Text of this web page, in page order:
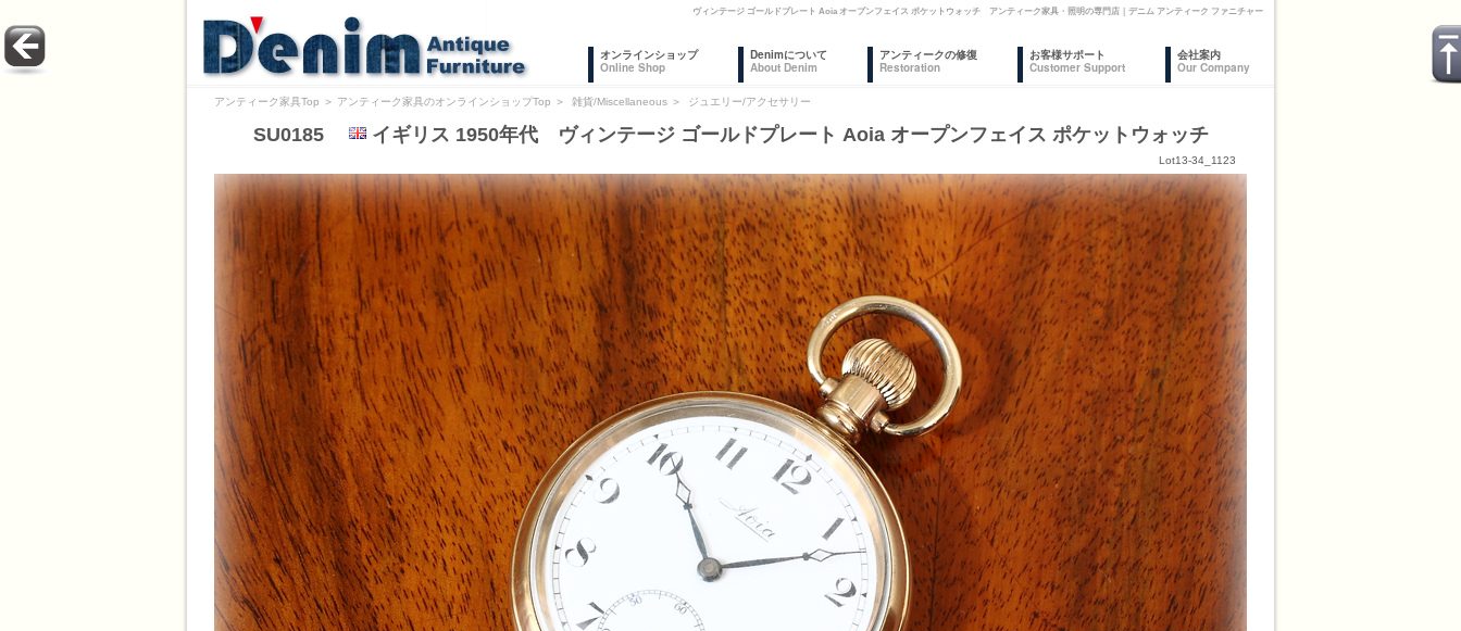
ヴィンテージ ゴールドプレート Aoia オープンフェイス ポケットウォッチ アンティーク家具・照明の専門店｜デニム アンティーク ファニチャー
オンラインショップ
Online Shop
Denimについて
About Denim
アンティークの修復
Restoration
お客様サポート
Customer Support
会社案内
Our Company
アンティーク家具Top ＞ アンティーク家具のオンラインショップTop ＞ 雑貨/Miscellaneous ＞ ジュエリー/アクセサリー
SU0185 イギリス 1950年代 ヴィンテージ ゴールドプレート Aoia オープンフェイス ポケットウォッチ
Lot13-34_1123